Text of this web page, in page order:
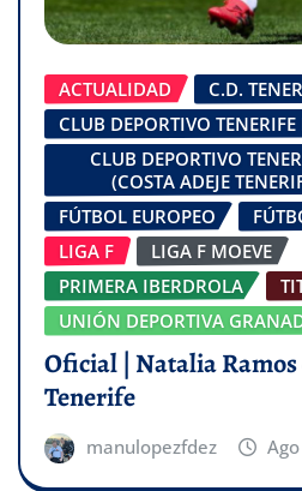
ACTUALIDAD
C.D.
CLUB DEPORTIVO
CLUB DEPORTIVO
(COSTA ADEJE
FÚTBOL EUROPEO
LIGA F
LIGA F MOEVE
PRIMERA IBERDROLA
UNIÓN DEPORTIVA
Oficial | Natalia Ramos
Tenerife
manulopezfdez